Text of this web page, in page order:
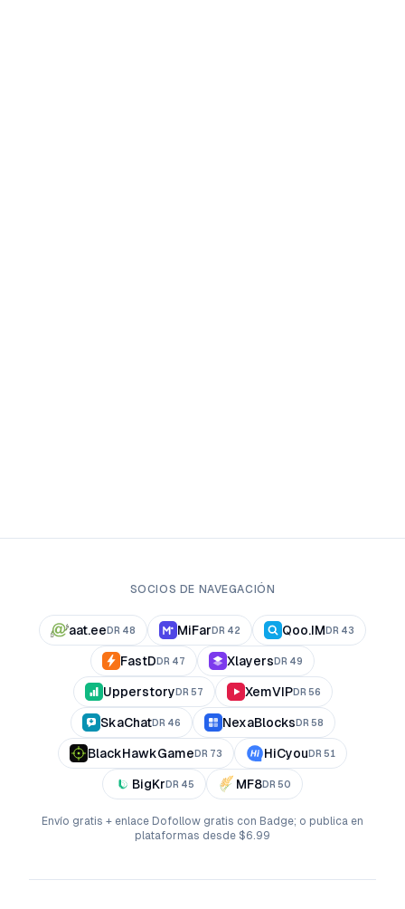
SOCIOS DE NAVEGACIÓN
aat.ee DR 48 MiFar DR 42 Qoo.IM DR 43
FastD DR 47 Xlayers DR 49
Upperstory DR 57 XemVIPDR 56
SkaChatDR 46 NexaBlocks DR 58
BlackHawkGame DR 73 HiCyou DR 51
BigKr DR 45 MF8DR 50
Envío gratis + enlace Dofollow gratis con Badge; o publica en
plataformas desde $6.99